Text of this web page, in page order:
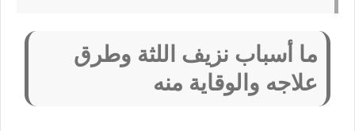
ما أسباب نزيف اللثة وطرق
علاجه والوقاية منه